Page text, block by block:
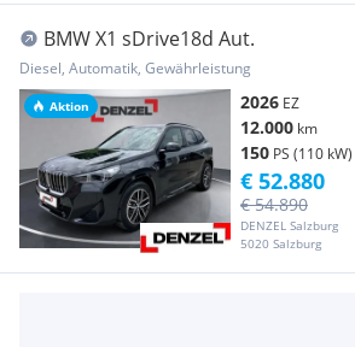
Aktion
BMW X1 sDrive18d Aut.
Diesel, Automatik, Gewährleistung
2026 EZ
12.000 km
150 PS (110 kW)
DENZEL Salzburg
5020 Salzburg
€ 54.890
€ 52.880